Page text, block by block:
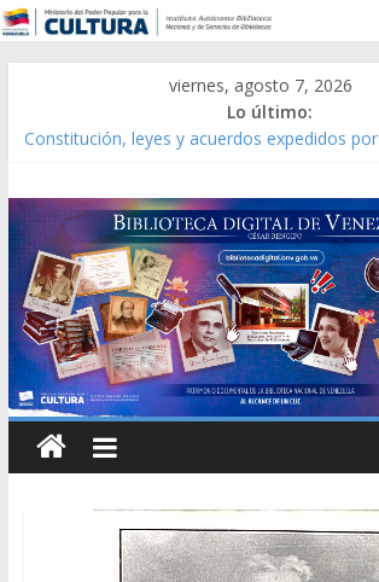
viernes, agosto 7, 2026
Lo último:
Constitución, leyes y acuerdos expedidos
Modesta Bor Sánchez [material gráfico]
Gaceta Oficial de la República de Venezuela
Caracas 09 de marzo de 2006 N° 38.394
Catálogo temático de obras de Modesta Bor